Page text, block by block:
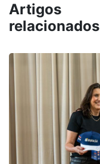
Artigos
relacionados